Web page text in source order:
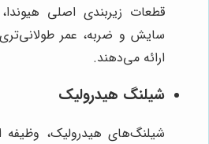
قطعات زیربندی اصلی هیوندا،
سایش و ضربه، عمر طولانی‌تری
ارائه می‌دهند.
شیلنگ هیدرولیک
شیلنگ‌های هیدرولیک، وظیفه